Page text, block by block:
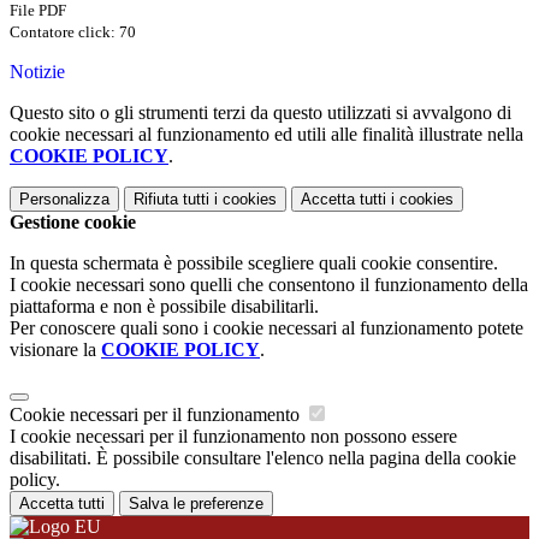
File PDF
Contatore click: 70
Notizie
Questo sito o gli strumenti terzi da questo utilizzati si avvalgono di
cookie necessari al funzionamento ed utili alle finalità illustrate nella
COOKIE POLICY.
Personalizza Rifiuta tutti i cookies Accetta tutti i cookies
Gestione cookie
In questa schermata è possibile scegliere quali cookie consentire.
I cookie necessari sono quelli che consentono il funzionamento della
piattaforma e non è possibile disabilitarli.
Per conoscere quali sono i cookie necessari al funzionamento potete
visionare la COOKIE POLICY.
Cookie necessari per il funzionamento
I cookie necessari per il funzionamento non possono essere
disabilitati. È possibile consultare l'elenco nella pagina della cookie
policy.
Accetta tutti Salva le preferenze